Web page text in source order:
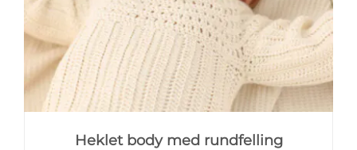
Heklet body med rundfelling